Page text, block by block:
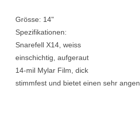
Grösse: 14"
Spezifikationen:
Snarefell X14, weiss
einschichtig, aufgeraut
14-mil Mylar Film, dick
stimmfest und bietet einen sehr